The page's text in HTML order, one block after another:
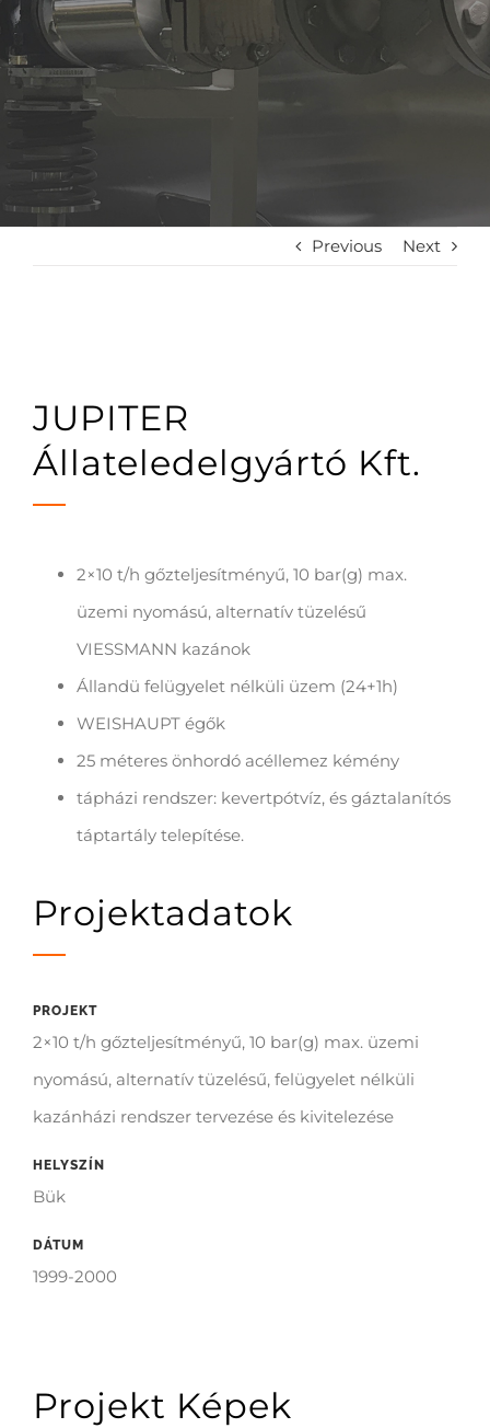
Previous Next
JUPITER
Állateledelgyártó Kft.
2×10 t/h gőzteljesítményű, 10 bar(g) max.
üzemi nyomású, alternatív tüzelésű
VIESSMANN kazánok
Állandü felügyelet nélküli üzem (24+1h)
WEISHAUPT égők
25 méteres önhordó acéllemez kémény
tápházi rendszer: kevertpótvíz, és gáztalanítós
táptartály telepítése.
Projektadatok
PROJEKT
2×10 t/h gőzteljesítményű, 10 bar(g) max. üzemi
nyomású, alternatív tüzelésű, felügyelet nélküli
kazánházi rendszer tervezése és kivitelezése
HELYSZÍN
Bük
DÁTUM
1999-2000
Projekt Képek